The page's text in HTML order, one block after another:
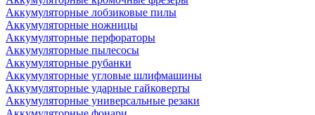
Аккумуляторные лобзиковые пилы
Аккумуляторные ножницы
Аккумуляторные перфораторы
Аккумуляторные пылесосы
Аккумуляторные рубанки
Аккумуляторные угловые шлифмашины
Аккумуляторные ударные гайковерты
Аккумуляторные универсальные резаки